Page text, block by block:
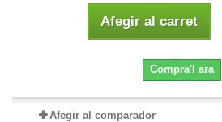
Afegir al carret
Compra'l ara
Afegir al comparador